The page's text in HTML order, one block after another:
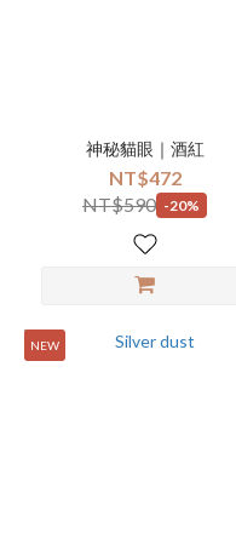
神秘貓眼｜酒紅
NT$472
NT$590 -20%
NEW